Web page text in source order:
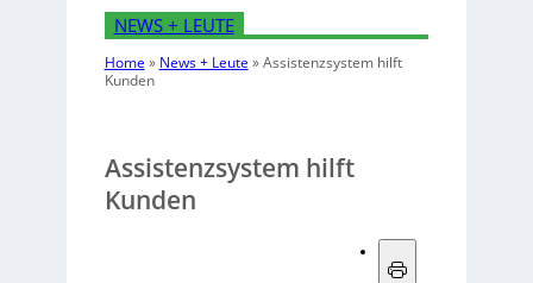
NEWS + LEUTE
Home » News + Leute »Assistenzsystem hilft
Kunden
Assistenzsystem hilft
Kunden